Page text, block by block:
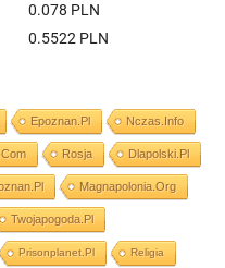
0.078 PLN
0.5522 PLN
Epoznan.pl Nczas.info
Rosja Dlapolski.pl
Magnapolonia.org
Twojapogoda.pl
Prisonplanet.pl Religia